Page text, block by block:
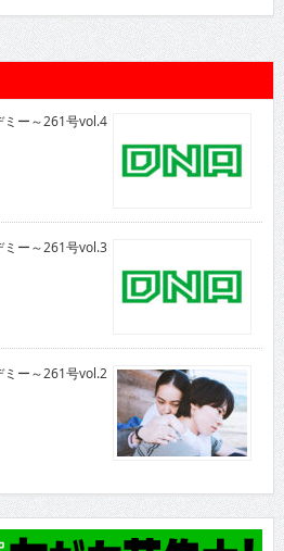
ミー～261号vol.4
ー～261号vol.3
ミー～261号vol.2